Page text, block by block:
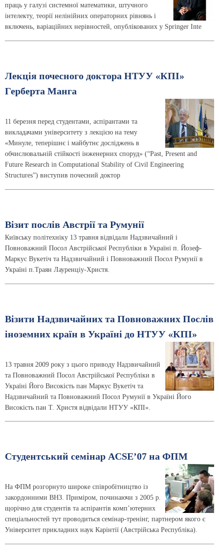
праць у галузі системної математики, штучного
інтелекту, теорії нелінійних операторних рівнянь і
включень, варіаційних нерівностей, опублікованих у Springer Inte
Лекція почесного доктора НТУУ «КПІ»
Герберта Манга
11 березня перед студентами, аспірантами та
викладачами університету з лекцією на тему
«Минуле, теперішнє і майбутнє досліджень в
обчислювальній стійкості інженерних споруд» (“Past, Present and
Future Research in Computational Stability of Civil Engineering
Structures”) виступив почесний доктор
Візит послів Австрії та Румунії
Київську політехніку 13 травня відвідали Надзвичайний і
Повноважний Посол Австрійської Республіки в Україні п. Йозеф-
Маркус Вукетіч та Надзвичайний і Повноважний Посол Румунії в
Україні п.Траян Лауренціу-Христя.
Візити Надзвичайних та Повноважних Послів
іноземних країн в Україні до НТУУ «КПІ»
13 травня 2009 року з цього приводу Надзвичайний
та Повноважний Посол Австрійської Республіки в
Україні Його Високість пан Маркус Вукетіч та
Надзвичайний та Повноважний Посол Румунії в Україні Його
Високість пан Т. Христя відвідали НТУУ «КПІ».
Cтудентський семінар ACSE’07 на ФПМ
На ФПМ розгорнуто широке співробітництво із
закордонними ВНЗ. Приміром, починаючи з 2005 р.
щорічно для студентів та аспірантів комп’ютерних
спеціальностей тут проводиться семінар-тренінг, партнером якого є
Університет прикладних наук Карінтії (Австрійська Республіка).